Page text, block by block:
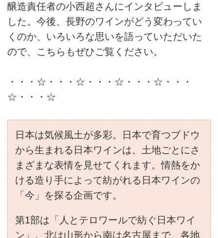
醸造責任者の小西超さんにインタビューしま
した。今後、長野のワインがどう変わってい
くのか、いろいろな思いを語っていただいた
ので、こちらもぜひご覧ください。
・・・☆・・・☆・・・☆・・・☆・・・
☆・・・☆
日本は気候風土が多彩。日本で育つブドウ
から生まれる日本ワインは、土地ごとにさ
まざまな表情を見せてくれます。情熱をか
ける造り手によって紡がれる日本ワインの
「今」を探る企画です。
第1部は「人とテロワールで紡ぐ日本ワイ
ン」。北は山形から南は名古屋まで、各地